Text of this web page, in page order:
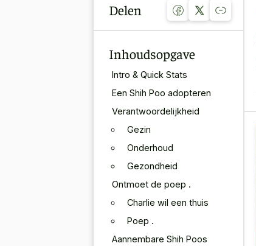
Delen
Inhoudsopgave
Intro & Quick Stats
Een Shih Poo adopteren
Verantwoordelijkheid
Gezin
Onderhoud
Gezondheid
Ontmoet de poep .
Charlie wil een thuis
Poep .
Aannembare Shih Poos